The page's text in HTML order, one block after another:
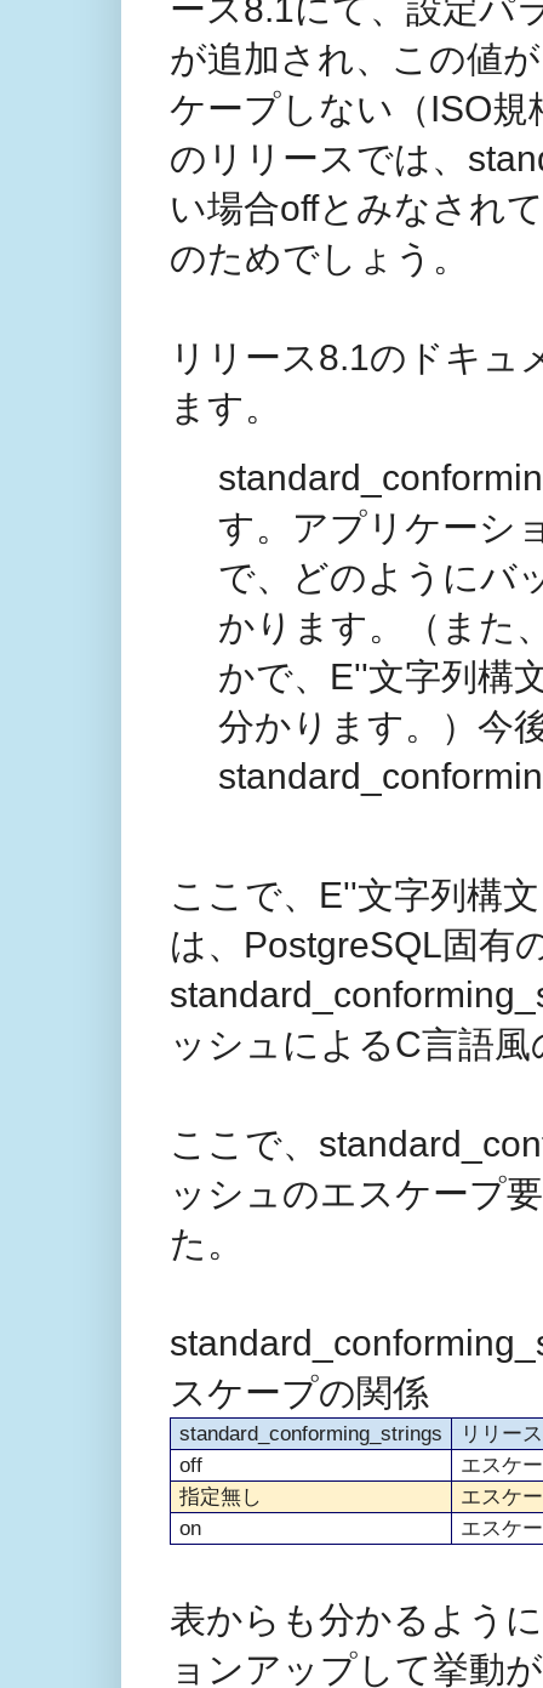
ース8.1にて、設定パ
が追加され、この値
ケープしない（ISO
のリリースでは、
い場合offとみなされ
のためでしょう。
リリース8.1のドキュ
ます。
す。アプリケーシ
で、どのようにバ
かります。（また
かで、E''文字列構
分かります。）今
ここで、E''文字列構
は、PostgreSQL固有
ッシュによるC言語
ここで、
ッシュのエスケープ
た。
スケープの関係
standard_conforming_strings
リリー
off
エスケ
指定無し
エスケ
on
エスケ
表からも分かるよう
ョンアップして挙動